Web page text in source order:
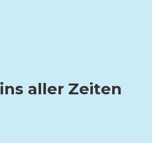
aller Zeiten